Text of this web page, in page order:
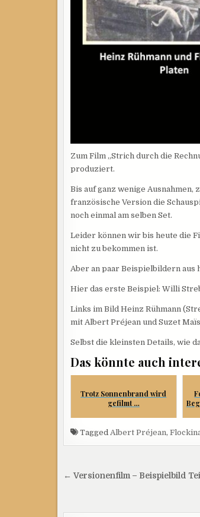
Zum Film „Strich durch die
produziert.
Bis auf ganz wenige
französische Version die
noch einmal am selben Set.
Leider können wir bis heute die
nicht zu bekommen ist.
Aber an paar Beispielbildern aus
Hier das erste Beispiel: Willi
Links im Bild Heinz Rühmann
mit Albert Préjean und Suzet Maïs
Selbst die kleinsten Details, wie
Das könnte auch
Trotz Sonnenbrand wird
gefilmt …
Tagged Albert Préjean,
← Versionenfilm – Beispielbild